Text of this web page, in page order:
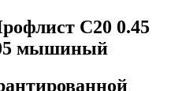
С20 0.45
мышиный